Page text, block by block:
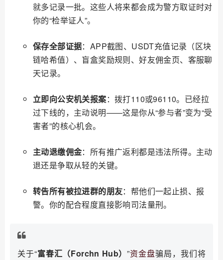
就多记录一批。这些人将来都会成为警方取证时对
你的“检举证人”。
保存全部证据：APP截图、USDT充值记录（区块
链哈希值）、盲盒奖励规则、好友佣金页、客服聊
天记录。
立即向公安机关报案：拨打110或96110。已经拉
过下线的，主动说明——这是你从“参与者”变为“受
害者”的核心机会。
主动退缴佣金：所有推广返利都是违法所得。主动
退还是争取从轻的关键。
转告所有被拉进群的朋友：帮他们一起止损、报
警。你的配合程度直接影响司法量刑。
关于“富春汇（Forchn Hub）”资金盘骗局，我们将